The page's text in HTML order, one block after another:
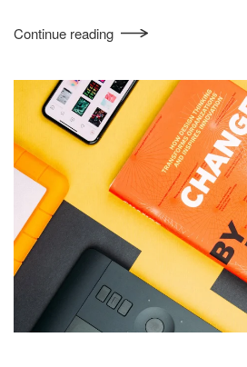
Continue reading